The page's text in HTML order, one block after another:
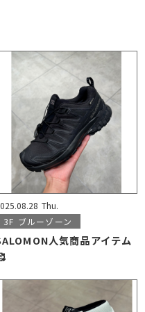
Thu.
3F ブルーゾーン
人気商品アイテム